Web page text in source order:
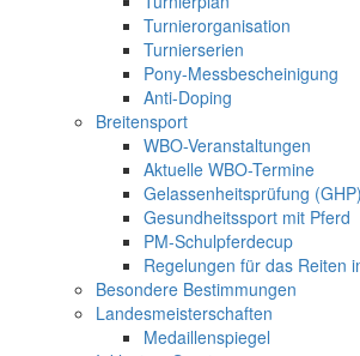
Turnierorganisation
Turnierserien
Pony-Messbescheinigung
Anti-Doping
Breitensport
WBO-Veranstaltungen
Aktuelle WBO-Termine
Gelassenheitsprüfung (GHP)
Gesundheitssport mit Pferd
PM-Schulpferdecup
Regelungen für das Reiten
Besondere Bestimmungen
Landesmeisterschaften
Medaillenspiegel